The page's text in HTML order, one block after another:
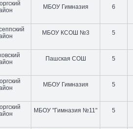
МБОУ Гимназия 6
МБОУ КСОШ №3 5
Пашская СОШ 5
МБОУ Гимназия 5
МБОУ "Гимназия №11" 5